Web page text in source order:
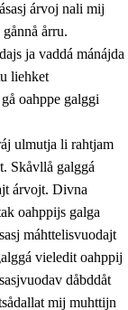
árvoj nali mij
årru.
ja vaddá mánájda
liehket
oahppe galggi
ulmutja li rahtjam
Skåvllå galggá
árvojt. Divna
oahppijs galga
máhttelisvuodajt
vieledit oahppij
dåbddåt
mij muhttijn